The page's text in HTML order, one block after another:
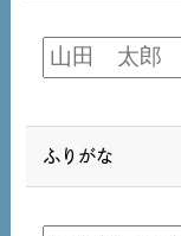
ふりがな